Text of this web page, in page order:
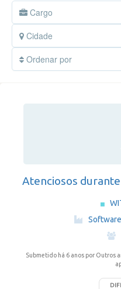
Cargo
Cidade
Ordenar por
Atenciosos
Submetido há 6 anos por Outros